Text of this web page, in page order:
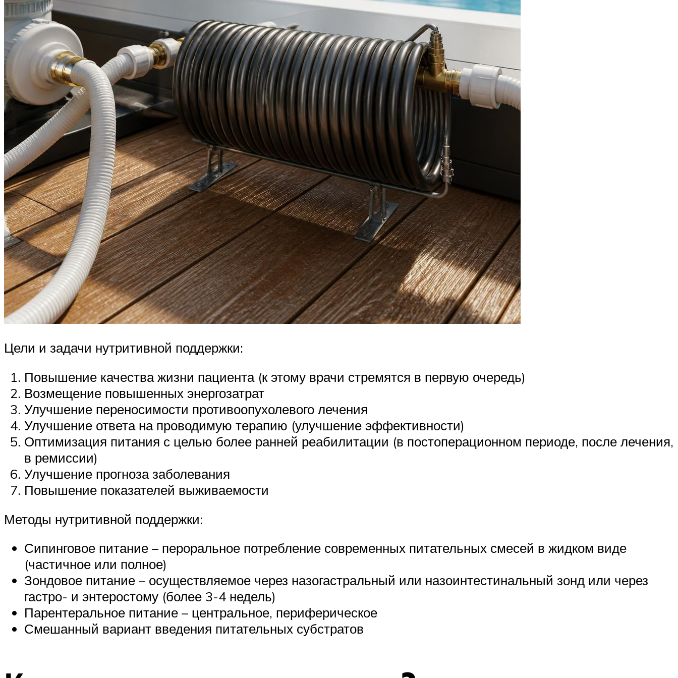
Цели и задачи нутритивной поддержки:
Повышение качества жизни пациента (к этому врачи стремятся в первую очередь)
Возмещение повышенных энергозатрат
Улучшение переносимости противоопухолевого лечения
Улучшение ответа на проводимую терапию (улучшение эффективности)
Оптимизация питания с целью более ранней реабилитации (в постоперационном периоде, после лечения,
в ремиссии)
Улучшение прогноза заболевания
Повышение показателей выживаемости
Методы нутритивной поддержки:
Сипинговое питание – пероральное потребление современных питательных смесей в жидком виде
(частичное или полное)
Зондовое питание – осуществляемое через назогастральный или назоинтестинальный зонд или через
гастро- и энтеростому (более 3-4 недель)
Парентеральное питание – центральное, периферическое
Смешанный вариант введения питательных субстратов